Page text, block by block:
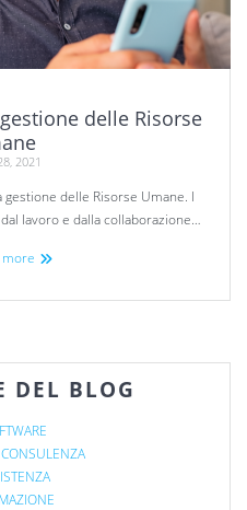
delle Risorse
2021
gestione delle Risorse Umane. I
lavoro e dalla collaborazione…
more
DEL BLOG